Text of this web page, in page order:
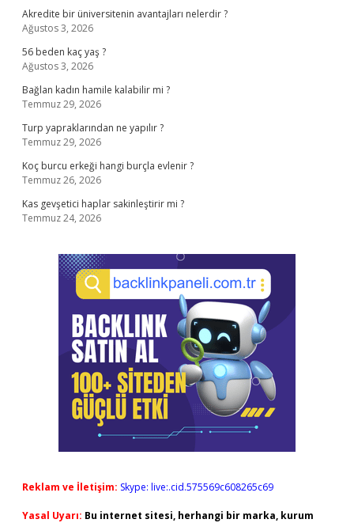
Akredite bir üniversitenin avantajları nelerdir ?
Ağustos 3, 2026
56 beden kaç yaş ?
Ağustos 3, 2026
Bağlan kadın hamile kalabilir mi ?
Temmuz 29, 2026
Turp yapraklarından ne yapılır ?
Temmuz 29, 2026
Koç burcu erkeği hangi burçla evlenir ?
Temmuz 26, 2026
Kas gevşetici haplar sakinleştirir mi ?
Temmuz 24, 2026
Reklam ve İletişim: Skype: live:.cid.575569c608265c69
Yasal Uyarı: Bu internet sitesi, herhangi bir marka, kurum